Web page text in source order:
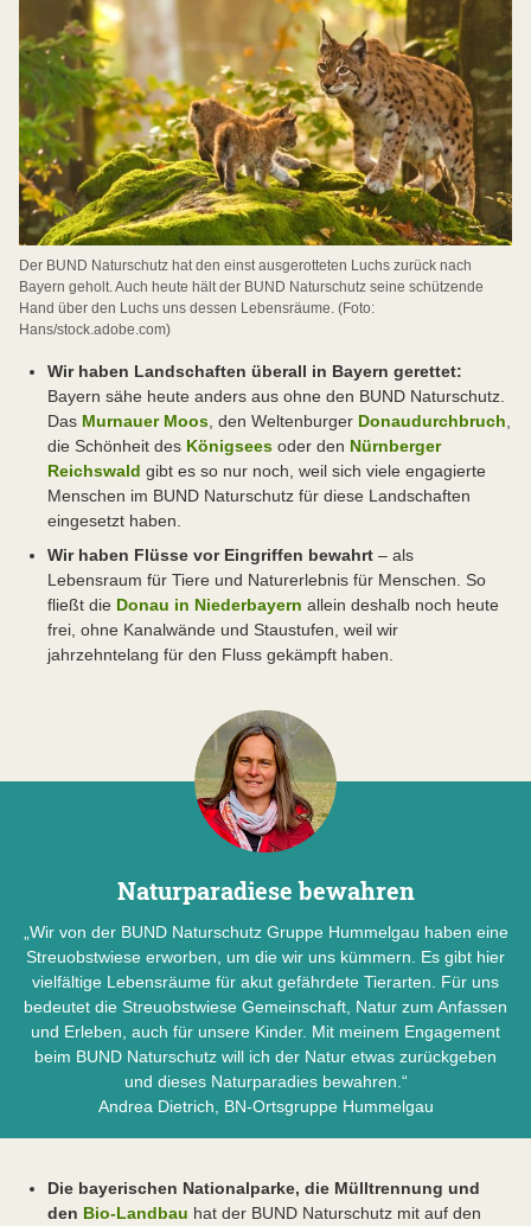
Der BUND Naturschutz hat den einst ausgerotteten Luchs zurück nach
Bayern geholt. Auch heute hält der BUND Naturschutz seine schützende
Hand über den Luchs uns dessen Lebensräume. (Foto:
Hans/stock.adobe.com)
Wir haben Landschaften überall in Bayern gerettet:
Bayern sähe heute anders aus ohne den BUND Naturschutz.
Das Murnauer Moos , den Weltenburger Donaudurchbruch
die Schönheit des Königsees oder den Nürnberger
Reichswald gibt es so nur noch, weil sich viele engagierte
Menschen im BUND Naturschutz für diese Landschaften
eingesetzt haben.
Wir haben Flüsse vor Eingriffen bewahrt – als
Lebensraum für Tiere und Naturerlebnis für Menschen. So
fließt die Donau in Niederbayern allein deshalb noch heute
frei, ohne Kanalwände und Staustufen, weil wir
jahrzehntelang für den Fluss gekämpft haben.
Naturparadiese bewahren
„Wir von der BUND Naturschutz Gruppe Hummelgau haben eine
Streuobstwiese erworben, um die wir uns kümmern. Es gibt hier
vielfältige Lebensräume für akut gefährdete Tierarten. Für uns
bedeutet die Streuobstwiese Gemeinschaft, Natur zum Anfassen
und Erleben, auch für unsere Kinder. Mit meinem Engagement
beim BUND Naturschutz will ich der Natur etwas zurückgeben
und dieses Naturparadies bewahren.“
Andrea Dietrich, BN-Ortsgruppe Hummelgau
Die bayerischen Nationalparke, die Mülltrennung und
den Bio-Landbau hat der BUND Naturschutz mit auf den